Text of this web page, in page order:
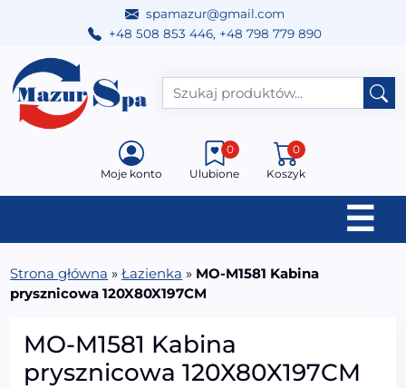
spamazur@gmail.com
+48 508 853 446, +48 798 779 890
Przejdź do treści
Main Navigation
Moje konto Ulubione
0
Koszyk
0
☰
Strona główna »Łazienka » MO-M1581 Kabina
prysznicowa 120X80X197CM
MO-M1581 Kabina
prysznicowa 120X80X197CM